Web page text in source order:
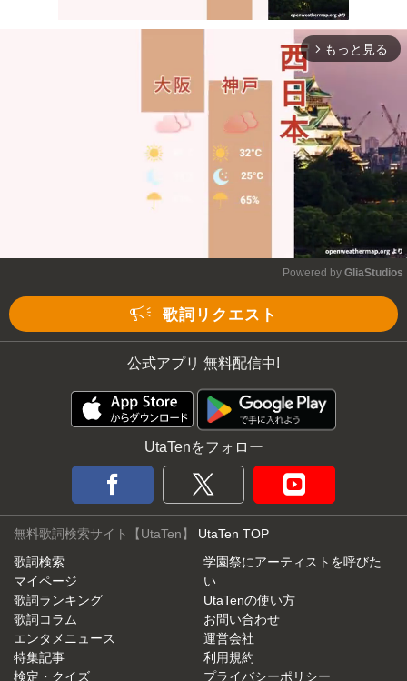
Mute
arrow_forward_ios もっと見る
Powered by GliaStudios
歌詞リクエスト
公式アプリ 無料配信中!
UtaTenをフォロー
無料歌詞検索サイト【UtaTen】 UtaTen TOP
歌詞検索
マイページ
歌詞ランキング
歌詞コラム
エンタメニュース
特集記事
検定・クイズ
学園祭にアーティストを呼びた
い
UtaTenの使い方
お問い合わせ
運営会社
利用規約
プライバシーポリシー